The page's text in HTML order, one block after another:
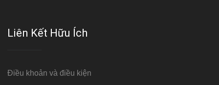
Liên Kết Hữu Ích
Điều khoản và điều kiện